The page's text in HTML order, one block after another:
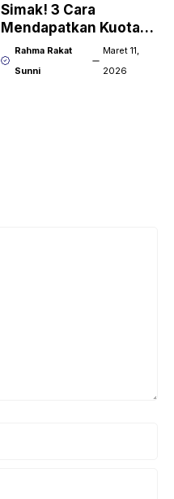
Simak! 3 Cara
Mendapatkan Kuota
Gratis XL Tanpa
Aplikasi
Rahma Rakat
Sunni
Maret 11,
2026